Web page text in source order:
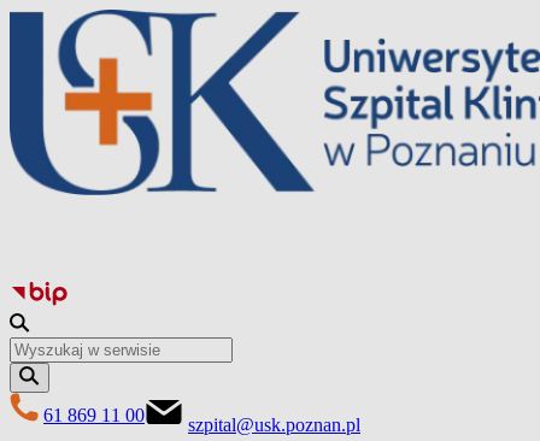
Перейти
вмісту
61 869 11 00 szpital@usk.poznan.pl